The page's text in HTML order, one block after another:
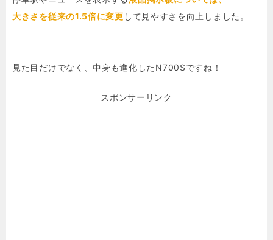
大きさを従来の1.5倍に変更 して見やすさを向上しました。
見た目だけでなく、中身も進化したN700Sですね！
スポンサーリンク